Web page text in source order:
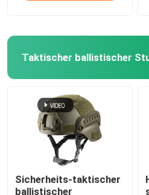
Produkte
Über uns
Werksbesichtigung
Taktischer ballistischer
Sicherheits-taktischer
ballistischer